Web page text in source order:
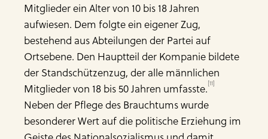
Mitglieder ein Alter von 10 bis 18 Jahren
aufwiesen. Dem folgte ein eigener Zug,
bestehend aus Abteilungen der Partei auf
Ortsebene. Den Hauptteil der Kompanie bildete
der Standschützenzug, der alle männlichen
Mitglieder von 18 bis 50 Jahren umfasste.[11]
Neben der Pflege des Brauchtums wurde
besonderer Wert auf die politische Erziehung im